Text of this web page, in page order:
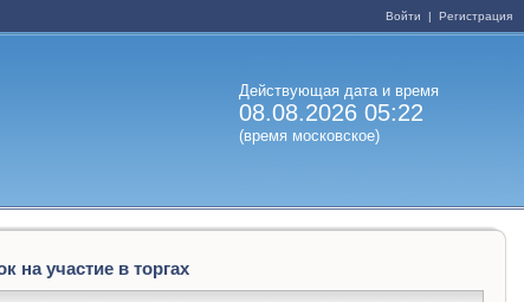
Войти | Регистрация
Действующая дата и время
08.08.2026 05:22
(время московское)
на участие в торгах